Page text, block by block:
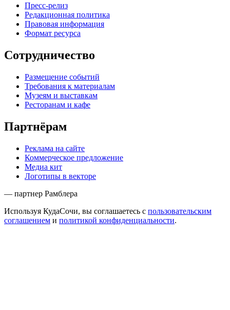
Пресс-релиз
Редакционная политика
Правовая информация
Формат ресурса
Сотрудничество
Размещение событий
Требования к материалам
Музеям и выставкам
Ресторанам и кафе
Партнёрам
Реклама на сайте
Коммерческое предложение
Медиа кит
Логотипы в векторе
— партнер Рамблера
Используя КудаСочи, вы соглашаетесь с пользовательским
соглашением и политикой конфиденциальности.